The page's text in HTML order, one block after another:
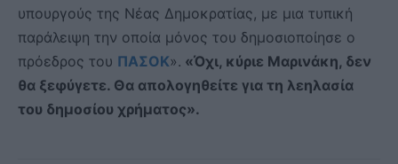
υπουργούς της Νέας Δημοκρατίας, με μια τυπική
παράλειψη την οποία μόνος του δημοσιοποίησε ο
πρόεδρος του ΠΑΣΟΚ». «Όχι, κύριε Μαρινάκη, δεν
θα ξεφύγετε. Θα απολογηθείτε για τη λεηλασία
του δημοσίου χρήματος».